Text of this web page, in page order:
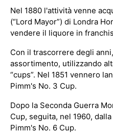
Nel 1880 l'attività venne
(“Lord Mayor”) di Londra
vendere il liquore in
Con il trascorrere degli
assortimento, utilizzando
“cups”. Nel 1851 vennero
Pimm's No. 3 Cup.
Dopo la Seconda Guerra
Cup, seguita, nel 1960,
Pimm's No. 6 Cup.